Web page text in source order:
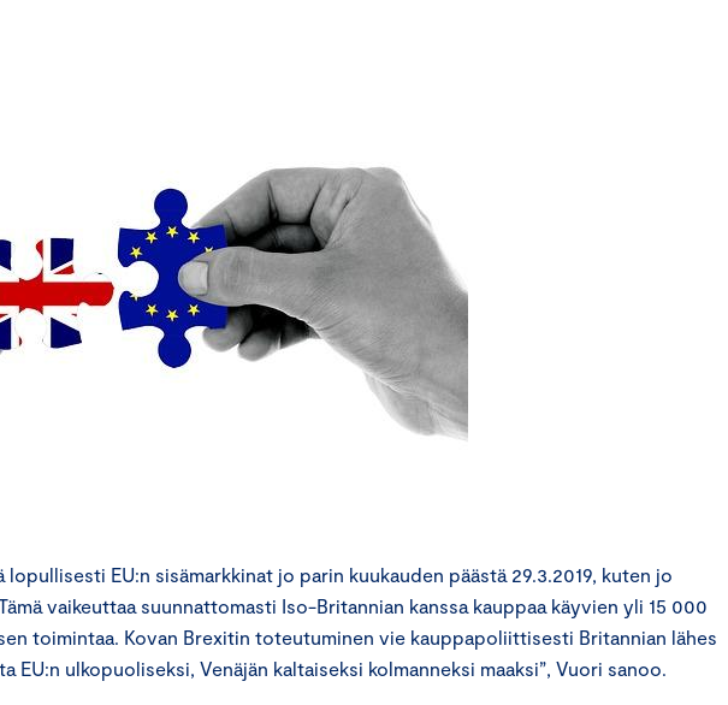
EU:n sisämarkkinat jo parin kuukauden päästä 29.3.2019, kuten jo
vaikeuttaa suunnattomasti Iso-Britannian kanssa kauppaa käyvien yli 15 000
toimintaa. Kovan Brexitin toteutuminen vie kauppapoliittisesti Britannian lähes
EU:n ulkopuoliseksi, Venäjän kaltaiseksi kolmanneksi maaksi”, Vuori sanoo.